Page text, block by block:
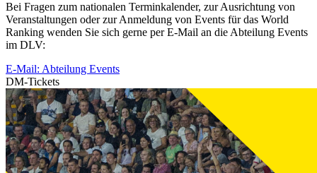
Bei Fragen zum nationalen Terminkalender, zur Ausrichtung von
Veranstaltungen oder zur Anmeldung von Events für das World
Ranking wenden Sie sich gerne per E-Mail an die Abteilung Events
im DLV:
E-Mail: Abteilung Events
DM-Tickets